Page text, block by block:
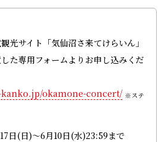
光サイト「気仙沼さ来てけらいん」
た専用フォームよりお申し込みくだ
okamone-concert/ ※ステ
日(日)〜6月10日(水)23:59まで